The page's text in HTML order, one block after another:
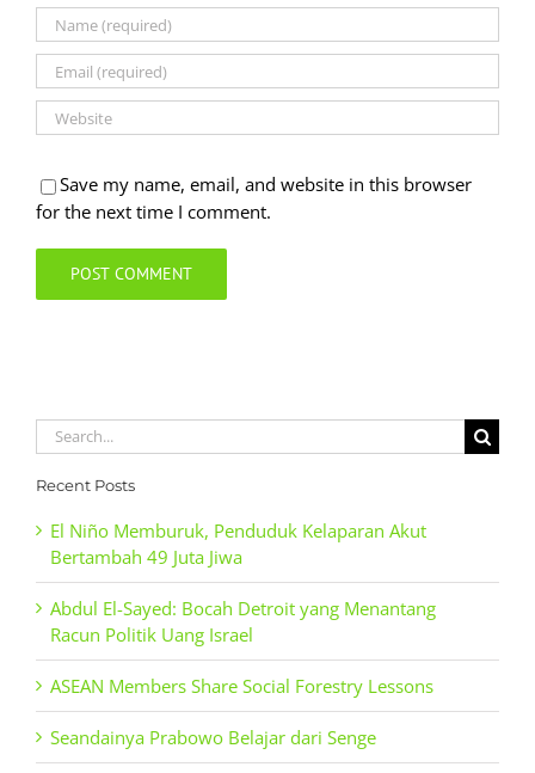
Save my name, email, and website in this browser
for the next time I comment.
Search
for:
Recent Posts
El Niño Memburuk, Penduduk Kelaparan Akut
Bertambah 49 Juta Jiwa
Abdul El-Sayed: Bocah Detroit yang Menantang
Racun Politik Uang Israel
ASEAN Members Share Social Forestry Lessons
Seandainya Prabowo Belajar dari Senge